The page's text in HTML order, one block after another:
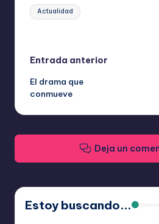
Etiquetas:
Actualidad
Navegación
de
entradas
Entrada anterior
El drama que
conmueve
Deja un
Estoy buscando...